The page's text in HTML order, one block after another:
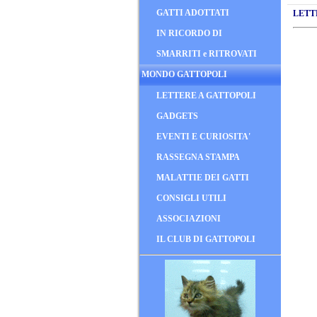
GATTI ADOTTATI
IN RICORDO DI
SMARRITI e RITROVATI
MONDO GATTOPOLI
LETTERE A GATTOPOLI
GADGETS
EVENTI E CURIOSITA'
RASSEGNA STAMPA
MALATTIE DEI GATTI
CONSIGLI UTILI
ASSOCIAZIONI
IL CLUB DI GATTOPOLI